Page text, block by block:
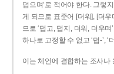
덥으며’로 적어야 한다. 그렇
게 되므로 표준어 [더워], [더
므로 ‘덥고, 덥지, 더워, 더우
하나로 고정할 수 없고 ‘덥-’, ‘
이는 체언에 결합하는 조사나